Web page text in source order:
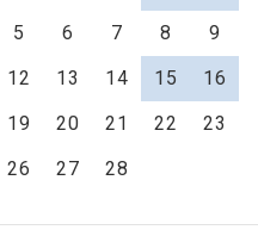
5 6 7 8
9
12 13 14 15
16
19 20 21 22
23
26 27 28